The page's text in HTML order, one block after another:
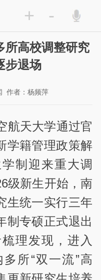
+ -
所高校调整研究
步退场
作者：杨频萍
航天大学通过官
学籍管理政策解
制迎来重大调
级新生开始，南
生统一实行三年
制专硕正式退出
理发现，进入
所“双一流”高